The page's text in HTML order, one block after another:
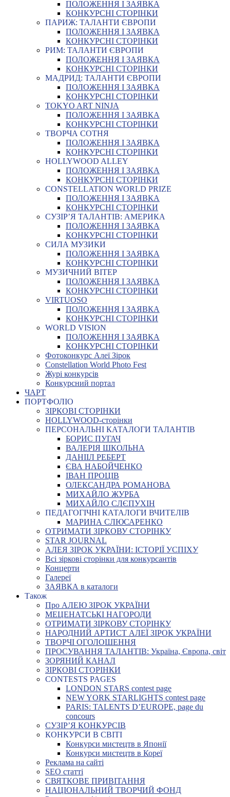
ПОЛОЖЕННЯ І ЗАЯВКА
КОНКУРСНІ СТОРІНКИ
ПАРИЖ: ТАЛАНТИ ЄВРОПИ
ПОЛОЖЕННЯ І ЗАЯВКА
КОНКУРСНІ СТОРІНКИ
РИМ: ТАЛАНТИ ЄВРОПИ
ПОЛОЖЕННЯ І ЗАЯВКА
КОНКУРСНІ СТОРІНКИ
МАДРИД: ТАЛАНТИ ЄВРОПИ
ПОЛОЖЕННЯ І ЗАЯВКА
КОНКУРСНІ СТОРІНКИ
TOKYO ART NINJA
ПОЛОЖЕННЯ І ЗАЯВКА
КОНКУРСНІ СТОРІНКИ
ТВОРЧА СОТНЯ
ПОЛОЖЕННЯ І ЗАЯВКА
КОНКУРСНІ СТОРІНКИ
HOLLYWOOD ALLEY
ПОЛОЖЕННЯ І ЗАЯВКА
КОНКУРСНІ СТОРІНКИ
CONSTELLATION WORLD PRIZE
ПОЛОЖЕННЯ І ЗАЯВКА
КОНКУРСНІ СТОРІНКИ
СУЗІР’Я ТАЛАНТІВ: АМЕРИКА
ПОЛОЖЕННЯ І ЗАЯВКА
КОНКУРСНІ СТОРІНКИ
СИЛА МУЗИКИ
ПОЛОЖЕННЯ І ЗАЯВКА
КОНКУРСНІ СТОРІНКИ
МУЗИЧНИЙ ВІТЕР
ПОЛОЖЕННЯ І ЗАЯВКА
КОНКУРСНІ СТОРІНКИ
VIRTUOSO
ПОЛОЖЕННЯ І ЗАЯВКА
КОНКУРСНІ СТОРІНКИ
WORLD VISION
ПОЛОЖЕННЯ І ЗАЯВКА
КОНКУРСНІ СТОРІНКИ
Фотоконкурс Алеї Зірок
Constellation World Photo Fest
Журі конкурсів
Конкурсний портал
ЧАРТ
ПОРТФОЛІО
ЗІРКОВІ СТОРІНКИ
HOLLYWOOD-сторінки
ПЕРСОНАЛЬНІ КАТАЛОГИ ТАЛАНТІВ
БОРИС ПУГАЧ
ВАЛЕРІЯ ШКОЛЬНА
ДАНІІЛ РЕБЕРТ
ЄВА НАБОЙЧЕНКО
ІВАН ПРОЦІВ
ОЛЕКСАНДРА РОМАНОВА
МИХАЙЛО ЖУРБА
МИХАЙЛО СЛЄПУХІН
ПЕДАГОГІЧНІ КАТАЛОГИ ВЧИТЕЛІВ
МАРИНА СЛЮСАРЕНКО
ОТРИМАТИ ЗІРКОВУ СТОРІНКУ
STAR JOURNAL
АЛЕЯ ЗІРОК УКРАЇНИ: ІСТОРІЇ УСПІХУ
Всі зіркові сторінки для конкурсантів
Концерти
Галереї
ЗАЯВКА в каталоги
Також
Про АЛЕЮ ЗІРОК УКРАЇНИ
МЕЦЕНАТСЬКІ НАГОРОДИ
ОТРИМАТИ ЗІРКОВУ СТОРІНКУ
НАРОДНИЙ АРТИСТ АЛЕЇ ЗІРОК УКРАЇНИ
ТВОРЧІ ОГОЛОШЕННЯ
ПРОСУВАННЯ ТАЛАНТІВ: Україна, Європа, світ
ЗОРЯНИЙ КАНАЛ
ЗІРКОВІ СТОРІНКИ
CONTESTS PAGES
LONDON STARS contest page
NEW YORK STARLIGHTS contest page
PARIS: TALENTS D’EUROPE, page du
concours
СУЗІР’Я КОНКУРСІВ
КОНКУРСИ В СВІТІ
Конкурси мистецтв в Японії
Конкурси мистецтв в Кореї
Реклама на сайті
SEO статті
СВЯТКОВЕ ПРИВІТАННЯ
НАЦІОНАЛЬНИЙ ТВОРЧИЙ ФОНД